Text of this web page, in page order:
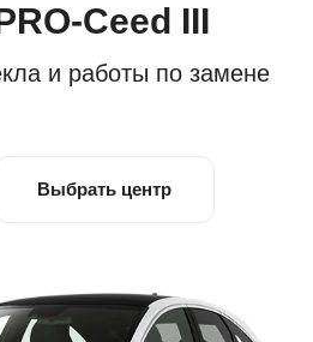
Ceed III
и работы по замене
Выбрать центр